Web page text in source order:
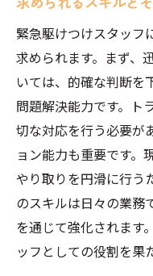
トラブルシ
安全を守る
地域とのコ
先輩スタッフの
スタッフとして
先輩スタッ
現場でのサ
チームで働
コミュニケ
緊急駆けつけスタッフ
求められます。まず、
いては、的確な判断を
問題解決能力です。ト
切な対応を行う必要が
ョン能力も重要です。
やり取りを円滑に行う
のスキルは日々の業務
を通じて強化されます
ッフとしての役割を果